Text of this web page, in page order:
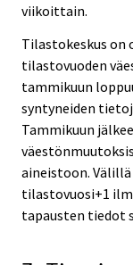
viikoittain.
Tilastokeskus
tilastovuoden
tammikuun
syntyneiden
Tammikuun
aineistoon.
tilastovuosi+1
tapausten tiedot